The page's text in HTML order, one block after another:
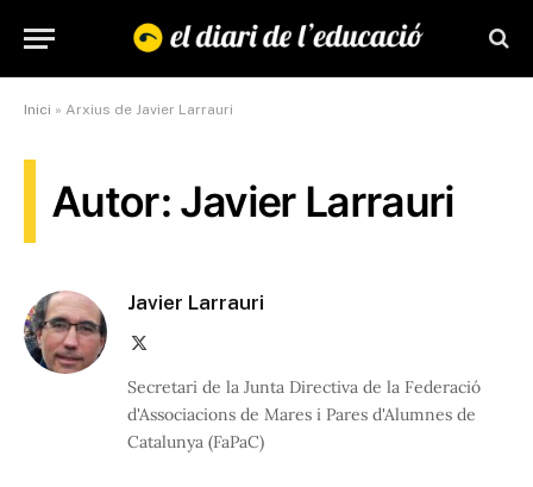
Inici » Arxius de Javier Larrauri
Autor: Javier Larrauri
Javier Larrauri
Secretari de la Junta Directiva de la Federació
d'Associacions de Mares i Pares d'Alumnes de
Catalunya (FaPaC)